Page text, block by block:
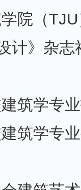
院（
设计》杂
筑学专
筑学专